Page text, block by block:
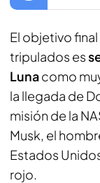
El objetivo
tripulados es
Lunacomo
la llegada de
misión de la
Musk, el
Estados
rojo.